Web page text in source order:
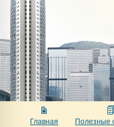
Главная Полезные